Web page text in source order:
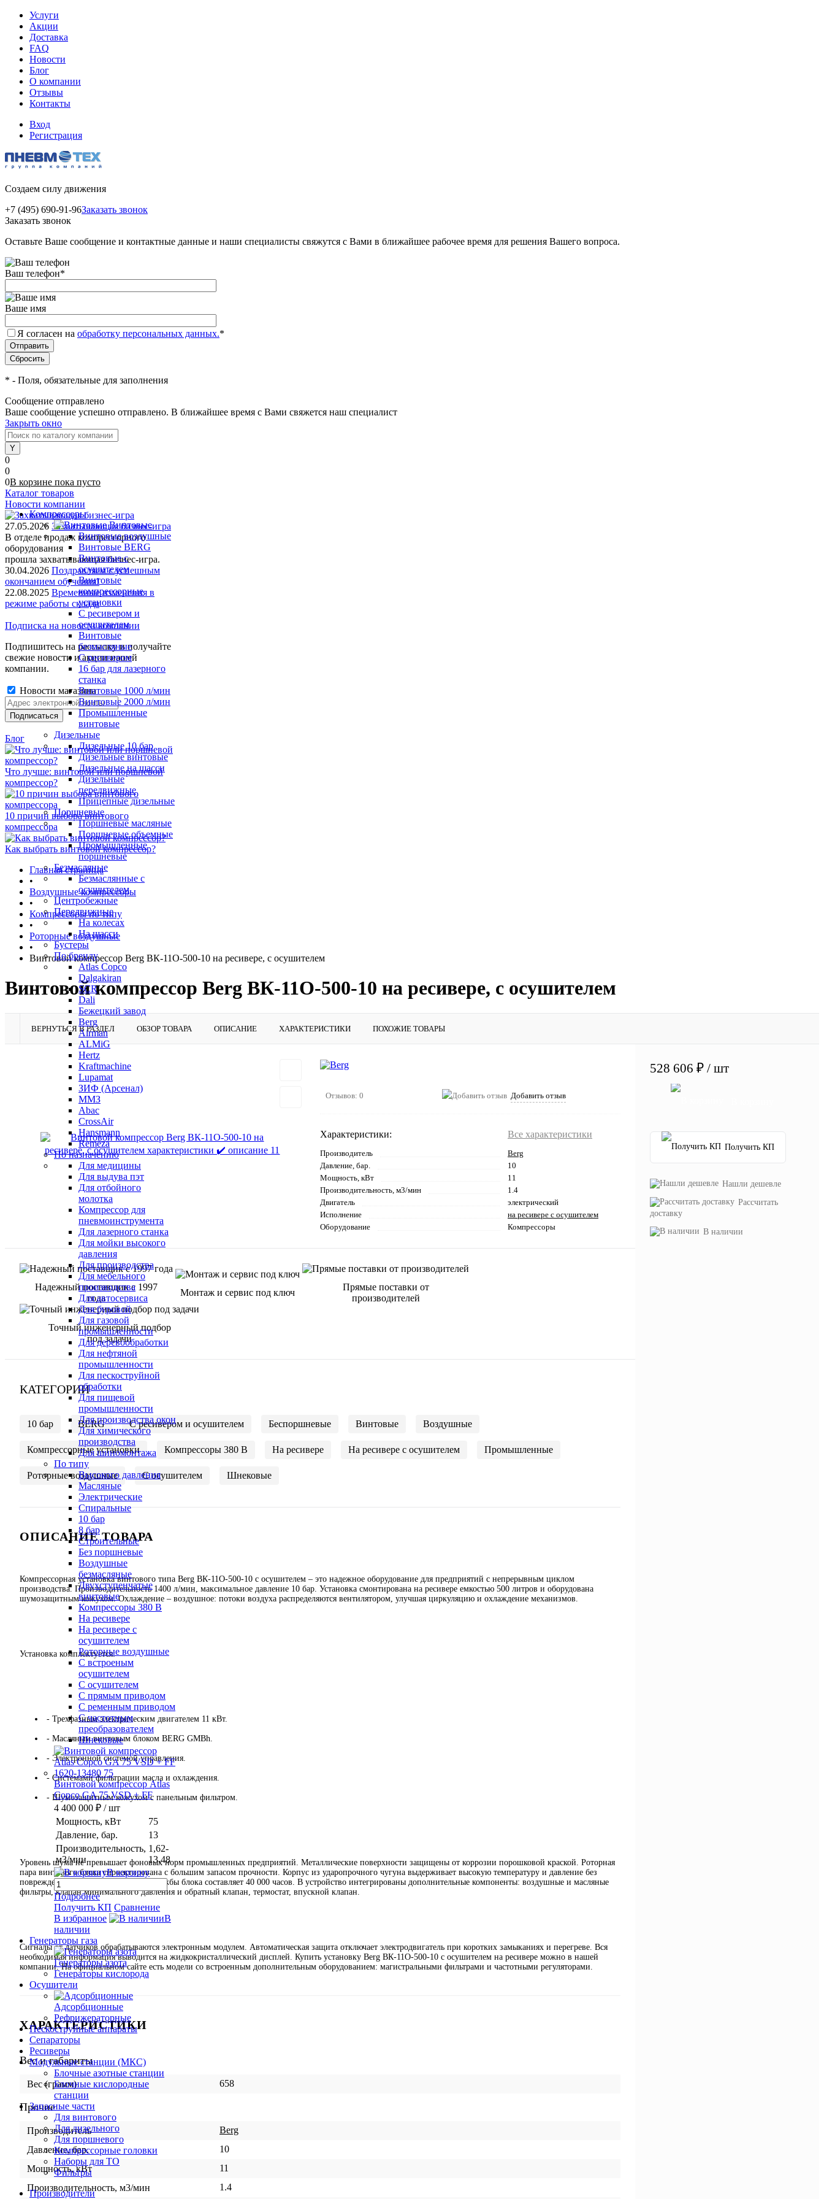
Услуги
Акции
Доставка
FAQ
Новости
Блог
О компании
Отзывы
Контакты
Вход
Регистрация
Создаем силу движения
+7 (495) 690-91-96Заказать звонок
Заказать звонок
Оставьте Ваше сообщение и контактные данные и наши специалисты свяжутся с Вами в ближайшее рабочее время для решения Вашего вопроса.
Ваш телефон*
Ваше имя
Я согласен на обработку персональных данных.*
* - Поля, обязательные для заполнения
Сообщение отправлено
Ваше сообщение успешно отправлено. В ближайшее время с Вами свяжется наш специалист
Закрыть окно
0
0
0В корзине пока пусто
Каталог товаров
Компрессоры
Винтовые
Винтовые воздушные
Винтовые BERG
Винтовые с
осушителем
Винтовые
компрессорные
установки
C ресивером и
осушителем
Винтовые
безмасляные
C ресивером
16 бар для лазерного
станка
Винтовые 1000 л/мин
Винтовые 2000 л/мин
Промышленные
винтовые
Дизельные
Дизельные 10 бар
Дизельные винтовые
Дизельные на шасси
Дизельные
передвижные
Прицепные дизельные
Поршневые
Поршневые масляные
Поршневые объемные
Промышленные
поршневые
Безмасляные
Безмаслянные с
осушителем
Центробежные
Передвижные
На колесах
На шасси
Бустеры
По бренду
Atlas Copco
Dalgakiran
SCR
Dali
Бежецкий завод
Berg
Airman
ALMiG
Hertz
Kraftmachine
Lupamat
ЗИФ (Арсенал)
ММЗ
Abac
CrossAir
Hansmann
Remeza
По назначению
Для медицины
Для выдува пэт
Для отбойного
молотка
Компрессор для
пневмоинструмента
Для лазерного станка
Для мойки высокого
давления
Для производства
Для мебельного
производства
Для автосервиса
Для буровой
Для газовой
промышленности
Для деревообработки
Для нефтяной
промышленности
Для пескоструйной
обработки
Для пищевой
промышленности
Для производства окон
Для химического
производства
Для шиномонтажа
По типу
Высокого давления
Масляные
Электрические
Спиральные
10 бар
8 бар
Cтроительные
Без поршневые
Воздушные
безмасляные
Двухступенчатые
винтовые
Компрессоры 380 В
На ресивере
На ресивере с
осушителем
Роторные воздушные
С встроеным
осушителем
С осушителем
С прямым приводом
С ременным приводом
С частотным
преобразователем
Шнековые
Винтовой компрессор Atlas
Copco GA 75 VSD + FF
4 400 000 ₽ / шт
Мощность, кВт
75
Давление, бар.
13
Производительность,
м3/мин
1,62-
13,48
В корзину
Подробнее
Получить КП Сравнение
В избранное
В
наличии
Генераторы газа
Генераторы азота
Генераторы кислорода
Осушители
Адсорбционные
Рефрижераторные
Пескоструйные аппараты
Сепараторы
Ресиверы
Модульные станции (МКС)
Блочные азотные станции
Блочные кислородные
станции
Запасные части
Для винтового
Для дизельного
Для поршневого
Компрессорные головки
Наборы для ТО
Фильтры
Производители
Новости компании
27.05.2026 Захватывающая бизнес-игра
В отделе продаж компрессорного
оборудования
прошла захватывающая бизнес-игра.
30.04.2026 Поздравляем с успешным
окончанием обучения!
22.08.2025 Временные изменения в
режиме работы склада
Подписка на новости компании
Подпишитесь на рассылку и получайте
свежие новости и акции нашей
компании.
Новости магазина
Блог
Что лучше: винтовой или поршневой
компрессор?
10 причин выбора винтового
компрессора
Как выбрать винтовой компрессор?
Главная страница
•
Воздушные компрессоры
•
Компрессоры по типу
•
Роторные воздушные
•
Винтовой компрессор Berg ВК-11О-500-10 на ресивере, с осушителем
Винтовой компрессор Berg ВК-11О-500-10 на ресивере, с осушителем
ВЕРНУТЬСЯ В РАЗДЕЛ ОБЗОР ТОВАРА ОПИСАНИЕ ХАРАКТЕРИСТИКИ ПОХОЖИЕ ТОВАРЫ
Отзывов: 0 Добавить отзыв
Характеристики: Все характеристики
Производитель
Berg
Давление, бар.
10
Мощность, кВт
11
Производительность, м3/мин
1.4
Двигатель
электрический
Исполнение
на ресивере с осушителем
Оборудование
Компрессоры
Надежный поставщик с 1997
года
Монтаж и сервис под ключ
Прямые поставки от
производителей
Точный инженерный подбор
под задачи
КАТЕГОРИИ
10 бар BERG C ресивером и осушителем Беспоршневые Винтовые Воздушные
Компрессорные установки Компрессоры 380 В На ресивере На ресивере с осушителем Промышленные
Роторные воздушные С осушителем Шнековые
ОПИСАНИЕ ТОВАРА
Компрессорная установка винтового типа Berg ВК-11О-500-10 с осушителем – это надежное оборудование для предприятий с непрерывным циклом
производства. Производительность 1400 л/мин, максимальное давление 10 бар. Установка смонтирована на ресивере емкостью 500 литров и оборудована
шумозащитным кожухом. Охлаждение – воздушное: потоки воздуха распределяются вентилятором, улучшая циркуляцию и охлаждение механизмов.
Установка комплектуется:
- Трехфазным электрическим двигателем 11 кВт.
- Масляным винтовым блоком BERG GMBh.
- Электронной системой управления.
- Системами фильтрации масла и охлаждения.
- Шумозащитным кожухом с панельным фильтром.
Уровень шума не превышает фоновых норм промышленных предприятий. Металлические поверхности защищены от коррозии порошковой краской. Роторная
пара винтового блока спроектирована с большим запасом прочности. Корпус из ударопрочного чугуна выдерживает высокую температуру и давление без
повреждений. Минимальный срок службы блока составляет 40 000 часов. В устройство интегрированы дополнительные компоненты: воздушные и масляные
фильтры, клапан минимального давления и обратный клапан, термостат, впускной клапан.
Сигналы от датчиков обрабатываются электронным модулем. Автоматическая защита отключает электродвигатель при коротких замыканиях и перегреве. Вся
необходимая информация выводится на жидкокристаллический дисплей. Купить установку Berg ВК-11О-500-10 с осушителем на ресивере можно в нашей
компании. На официальном сайте есть модели со встроенным дополнительным оборудованием: магистральными фильтрами и частотными регуляторами.
ХАРАКТЕРИСТИКИ
Вес и габариты
Вес (грамм) 658
Прочие
Производитель
Berg
Давление, бар.
10
Мощность, кВт
11
Производительность, м3/мин
1.4
528 606 ₽ / шт
Получить КП
Нашли дешевле
Рассчитать
доставку
В наличии